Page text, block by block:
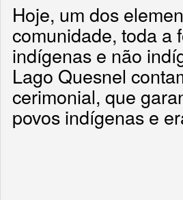
Hoje, um dos
comunidade, toda a
indígenas e não
Lago Quesnel
cerimonial, que
povos indígenas e